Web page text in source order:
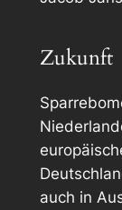
Zukunft
auch in